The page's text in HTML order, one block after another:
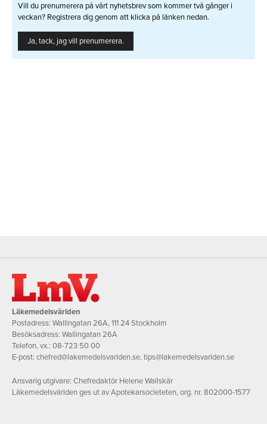
Vill du prenumerera på vårt nyhetsbrev som kommer två gånger i
veckan? Registrera dig genom att klicka på länken nedan.
Ja, tack, jag vill prenumerera.
Läkemedelsvärlden
Postadress: Wallingatan 26A, 111 24 Stockholm
Besöksadress: Wallingatan 26A
Telefon, vx.: 08-723 50 00
E-post: chefred@lakemedelsvarlden.se,tips@lakemedelsvarlden.se
Ansvarig utgivare: Chefredaktör Helene Wallskär
Läkemedelsvärlden ges ut av Apotekarsocieteten, org. nr. 802000-1577